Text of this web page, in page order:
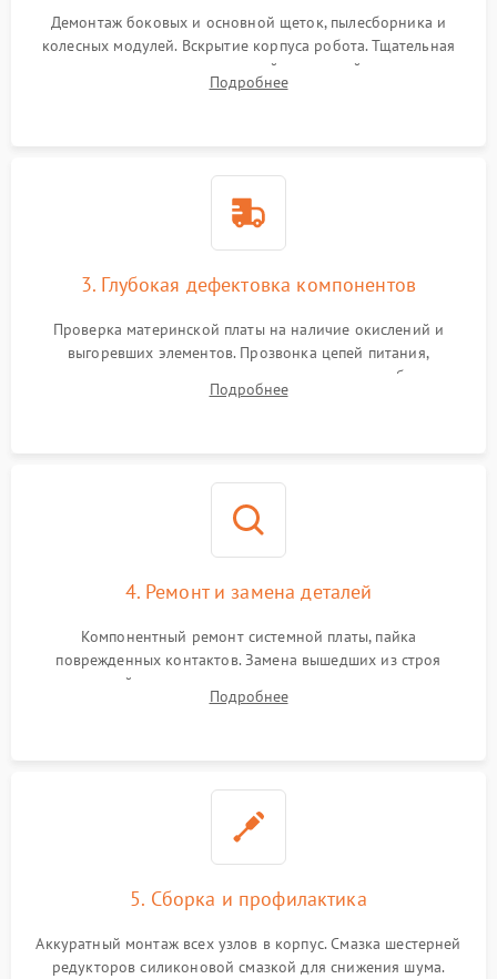
Демонтаж боковых и основной щеток, пылесборника и
колесных модулей. Вскрытие корпуса робота. Тщательная
очистка внутренних полостей, шестерней и плат от
скопившейся пыли, волос и шерсти животных с
Подробнее
3. Глубокая дефектовка компонентов
Проверка материнской платы на наличие окислений и
выгоревших элементов. Прозвонка цепей питания,
тестирование приводных моторов колес и турбины
всасывания. Оценка состояния оптических и инфракрасных
Подробнее
4. Ремонт и замена деталей
Компонентный ремонт системной платы, пайка
поврежденных контактов. Замена вышедших из строя
двигателей, изношенного аккумулятора, неисправного
лидара или помпы подачи воды. Восстановление шлейфов и
Подробнее
5. Сборка и профилактика
Аккуратный монтаж всех узлов в корпус. Смазка шестерней
редукторов силиконовой смазкой для снижения шума.